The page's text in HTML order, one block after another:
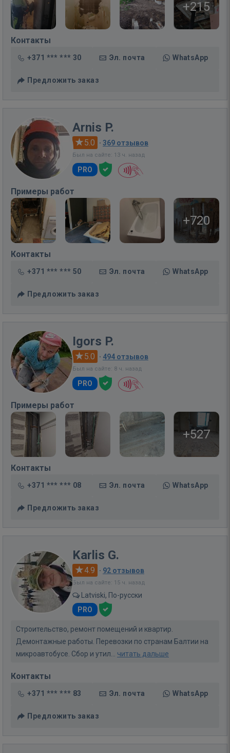
+215
Контакты
+371 *** *** 30 Эл. почта WhatsApp
Предложить заказ
Arnis P.
5.0 · 369 отзывов
Был на сайте: 13 ч. назад
PRO
Примеры работ
+720
Контакты
+371 *** *** 50 Эл. почта WhatsApp
Предложить заказ
Igors P.
5.0 · 494 отзывов
Был на сайте: 8 ч. назад
PRO
Примеры работ
+527
Контакты
+371 *** *** 08 Эл. почта WhatsApp
Предложить заказ
Karlis G.
4.9 · 92 отзывов
Был на сайте: 15 ч. назад
Latviski, По-русски
PRO
Строительство, ремонт помещений и квартир.
Демонтажные работы. Перевозки по странам Балтии на
микроавтобусе. Сбор и утил... читать дальше
Контакты
+371 *** *** 83 Эл. почта WhatsApp
Предложить заказ